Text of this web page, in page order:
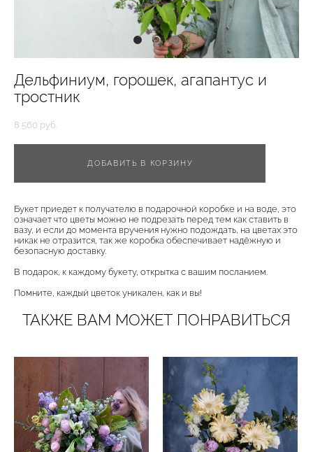
Дельфиниум, горошек, агапантус и
тростник
8 560 pуб.
ДОБАВИТЬ В КОРЗИНУ
Букет приедет к получателю в подарочной коробке и на воде, это
означает что цветы можно не подрезать перед тем как ставить в
вазу, и если до момента вручения нужно подождать, на цветах это
никак не отразится, так же коробка обеспечивает надёжную и
безопасную доставку.
В подарок, к каждому букету, открытка с вашим посланием.
Помните, каждый цветок уникален, как и вы!
ТАКЖЕ ВАМ МОЖЕТ ПОНРАВИТЬСЯ